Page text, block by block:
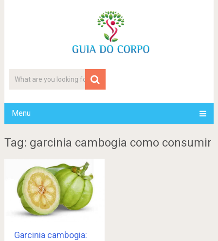
Menu
Tag: garcinia cambogia como consumir
Garcinia cambogia: